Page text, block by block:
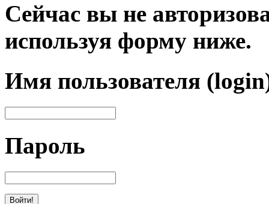
Сейчас вы не
используя форму ниже.
Имя пользователя
Пароль